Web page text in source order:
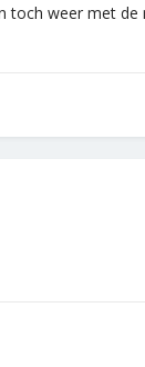
weer met